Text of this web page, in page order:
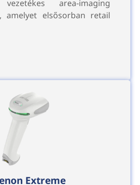
vezetékes area-imaging
amelyet elsősorban retail
Extreme